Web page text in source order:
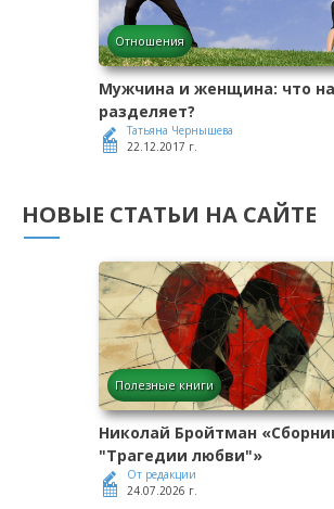
Отношения
Мужчина и женщина: что
разделяет?
Татьяна Чернышева
22.12.2017 г.
НОВЫЕ СТАТЬИ НА САЙТЕ
Полезные книги
Николай Бройтман
"Трагедии любви"»
От редакции
24.07.2026 г.